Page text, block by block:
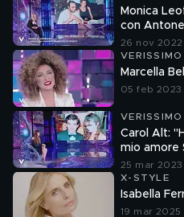
Monica
con
26 nov 2022
VERISSIMO
Marcella
05 feb 2023
VERISSIMO
Carol Alt:
mio amore
25 mar 2023
X-STYLE
Isabella
19 mar 2025